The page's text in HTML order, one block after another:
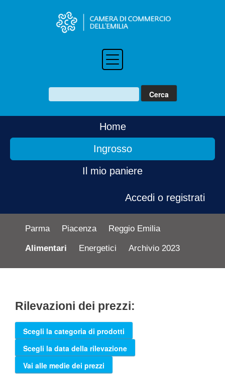
Home
Ingrosso
Il mio paniere
Accedi o registrati
Parma Piacenza Reggio Emilia
Alimentari Energetici Archivio 2023
Rilevazioni dei prezzi:
Scegli la categoria di prodotti
Scegli la data della rilevazione
Vai alle medie dei prezzi